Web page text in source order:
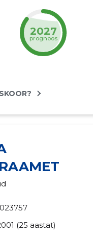
2027
prognoos
(25 aastat)